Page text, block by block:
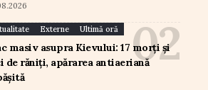
Externe Ultimă oră
masiv asupra Kievului: 17 morți și
de răniți, apărarea antiaeriană